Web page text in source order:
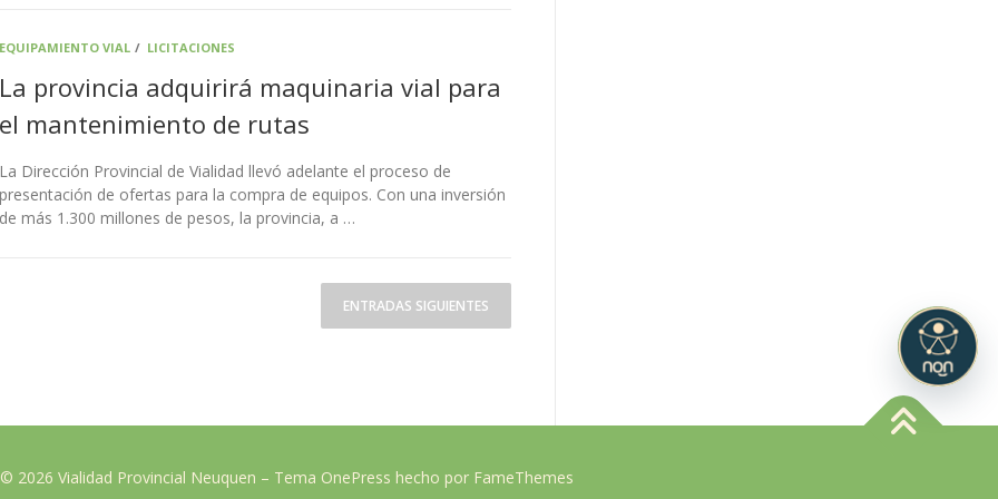
EQUIPAMIENTO VIAL / LICITACIONES
La provincia adquirirá maquinaria vial para
el mantenimiento de rutas
La Dirección Provincial de Vialidad llevó adelante el proceso de
presentación de ofertas para la compra de equipos. Con una inversión
de más 1.300 millones de pesos, la provincia, a …
ENTRADAS SIGUIENTES
2026 Vialidad Provincial Neuquen – Tema OnePress hecho por FameThemes